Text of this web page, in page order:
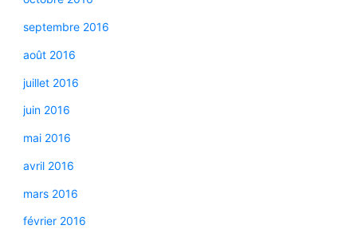
septembre 2016
août 2016
juillet 2016
juin 2016
mai 2016
avril 2016
mars 2016
février 2016